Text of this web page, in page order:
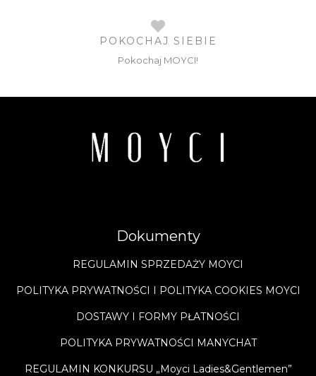
POKOCHAJ SIEBIE
Pokochaj MOYCI!
Dokumenty
REGULAMIN SPRZEDAŻY MOYCI
POLITYKA PRYWATNOŚCI I POLITYKA COOKIES MOYCI
DOSTAWY I FORMY PŁATNOŚCI
POLITYKA PRYWATNOŚCI MANYCHAT
REGULAMIN KONKURSU „Moyci Ladies&Gentlemen”